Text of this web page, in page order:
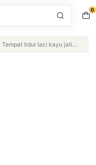
0
Tempat tidur laci kayu jati